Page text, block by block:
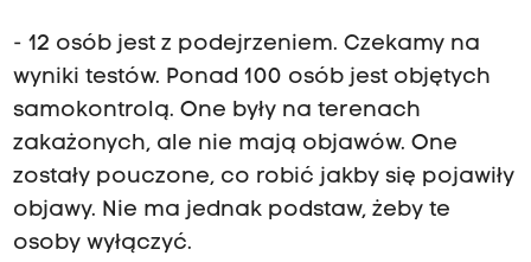
- 12 osób jest z podejrzeniem. Czekamy na
wyniki testów. Ponad 100 osób jest objętych
samokontrolą. One były na terenach
zakażonych, ale nie mają objawów. One
zostały pouczone, co robić jakby się pojawiły
objawy. Nie ma jednak podstaw, żeby te
osoby wyłączyć.